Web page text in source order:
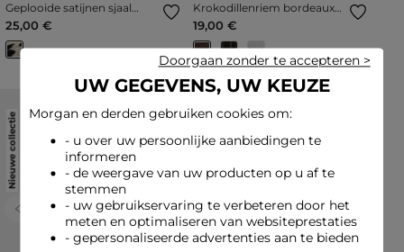
Geplooide satijnen sjaal
meerkleurig vrouw
25,00 €
Krokodillenriem bordeaux
vrouw
19,00 €
Nieuwe collectie
Previous Next
Nieuwe collectie
UW GEGEVENS, UW KEUZE
Morgan en derden gebruiken cookies om:
- u over uw persoonlijke aanbiedingen te
informeren
- de weergave van uw producten op u af te
stemmen
- uw gebruikservaring te verbeteren door het
meten en optimaliseren van websiteprestaties
- gepersonaliseerde advertenties aan te bieden
Doorgaan zonder te accepteren >